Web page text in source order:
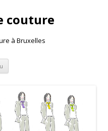
couture
à Bruxelles
Aller au contenu principal